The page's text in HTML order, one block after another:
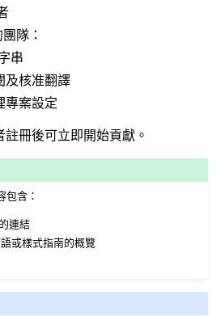
隊：
串
及核准翻譯
專案設定
冊後可立即開始貢獻。
包含：
連結
或樣式指南的概覽